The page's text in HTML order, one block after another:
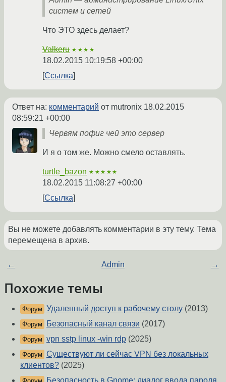
систем и сетей
Что ЭТО здесь делает?
Valkeru ★★★★
18.02.2015 10:19:58 +00:00
Ссылка
Ответ на: комментарий от mutronix 18.02.2015
08:59:21 +00:00
Червям пофиг чей это сервер
И я о том же. Можно смело оставлять.
turtle_bazon ★★★★★
18.02.2015 11:08:27 +00:00
Ссылка
Вы не можете добавлять комментарии в эту тему. Тема
перемещена в архив.
← Admin →
Похожие темы
Форум Удаленный доступ к рабочему столу (2013)
Форум Безопасный канал связи (2017)
Форум vpn sstp linux -win rdp (2025)
Форум Существуют ли сейчас VPN без локальных
клиентов? (2025)
Безопасность в Gnome: диалог ввода пароля